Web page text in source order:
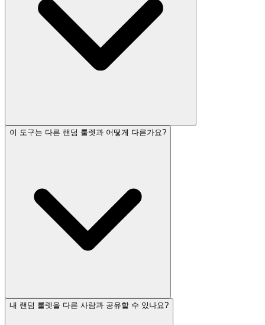
이 도구는 다른 랜덤 룰렛과 어떻게 다른가요?
내 랜덤 룰렛을 다른 사람과 공유할 수 있나요?